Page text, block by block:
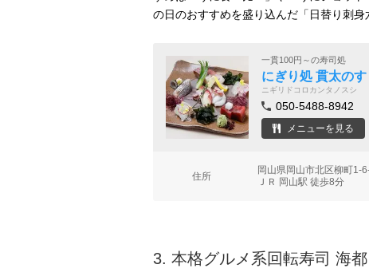
の日のおすすめを盛り込んだ「日替り刺身
一貫100円～の寿司処
にぎり処 貫太のす
ニギリドコロカンタノスシ
050-5488-8942
メニューを見る
住所
岡山県岡山市北区柳町
ＪＲ 岡山駅 徒歩8分
3. 本格グルメ系回転寿司 海